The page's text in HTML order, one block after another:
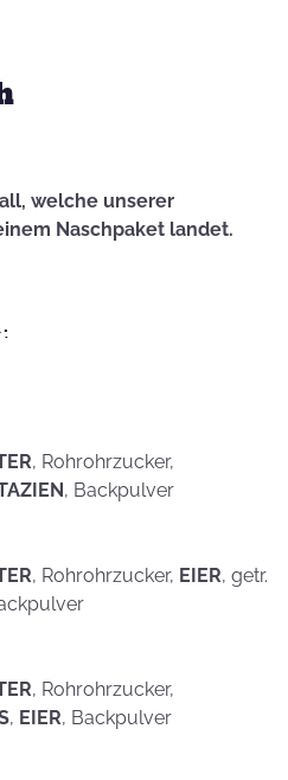
welche unserer
Naschpaket landet.
, Rohrohrzucker,
, Backpulver
, Rohrohrzucker, EIER, getr.
, Rohrohrzucker,
, EIER, Backpulver